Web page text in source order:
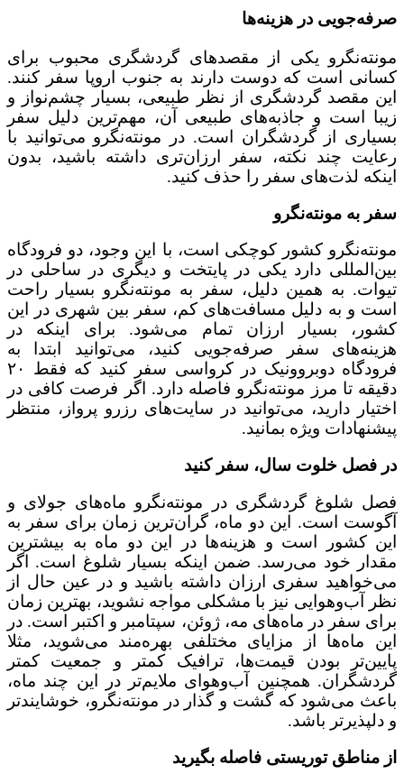
صرفه‌جویی در هزینه‌ها
مونته‌نگرو یکی از مقصدهای گردشگری محبوب برای
کسانی است که دوست دارند به جنوب اروپا سفر کنند.
این مقصد گردشگری از نظر طبیعی، بسیار چشم‌نواز و
زیبا است و جاذبه‌های طبیعی آن، مهم‌ترین دلیل سفر
بسیاری از گردشگران است. در مونته‌نگرو می‌توانید با
رعایت چند نکته، سفر ارزان‌تری داشته باشید، بدون
اینکه لذت‌های سفر را حذف کنید.
سفر به مونته‌نگرو
مونته‌نگرو کشور کوچکی است، با این وجود، دو فرودگاه
بین‌المللی دارد یکی در پایتخت و دیگری در ساحلی در
تیوات. به همین دلیل، سفر به مونته‌نگرو بسیار راحت
است و به دلیل مسافت‌های کم، سفر بین شهری در این
کشور، بسیار ارزان تمام می‌شود. برای اینکه در
هزینه‌های سفر صرفه‌جویی کنید، می‌توانید ابتدا به
فرودگاه دوبروونیک در کرواسی سفر کنید که فقط ۲۰
دقیقه تا مرز مونته‌نگرو فاصله دارد. اگر فرصت کافی در
اختیار دارید، می‌توانید در سایت‌های رزرو پرواز، منتظر
پیشنهادات ویژه بمانید.
در فصل خلوت سال، سفر کنید
فصل شلوغ گردشگری در مونته‌نگرو ماه‌های جولای و
آگوست است. این دو ماه، گران‌ترین زمان برای سفر به
این کشور است و هزینه‌ها در این دو ماه به بیشترین
مقدار خود می‌رسد. ضمن اینکه بسیار شلوغ است. اگر
می‌خواهید سفری ارزان داشته باشید و در عین حال از
نظر آب‌وهوایی نیز با مشکلی مواجه نشوید، بهترین زمان
برای سفر در ماه‌های مه، ژوئن، سپتامبر و اکتبر است. در
این ماه‌ها از مزایای مختلفی بهره‌مند می‌شوید، مثلا
پایین‌تر بودن قیمت‌ها، ترافیک کمتر و جمعیت کمتر
گردشگران. همچنین آب‌وهوای ملایم‌تر در این چند ماه،
باعث می‌شود که گشت و گذار در مونته‌نگرو، خوشایندتر
و دلپذیرتر باشد.
از مناطق توریستی فاصله بگیرید